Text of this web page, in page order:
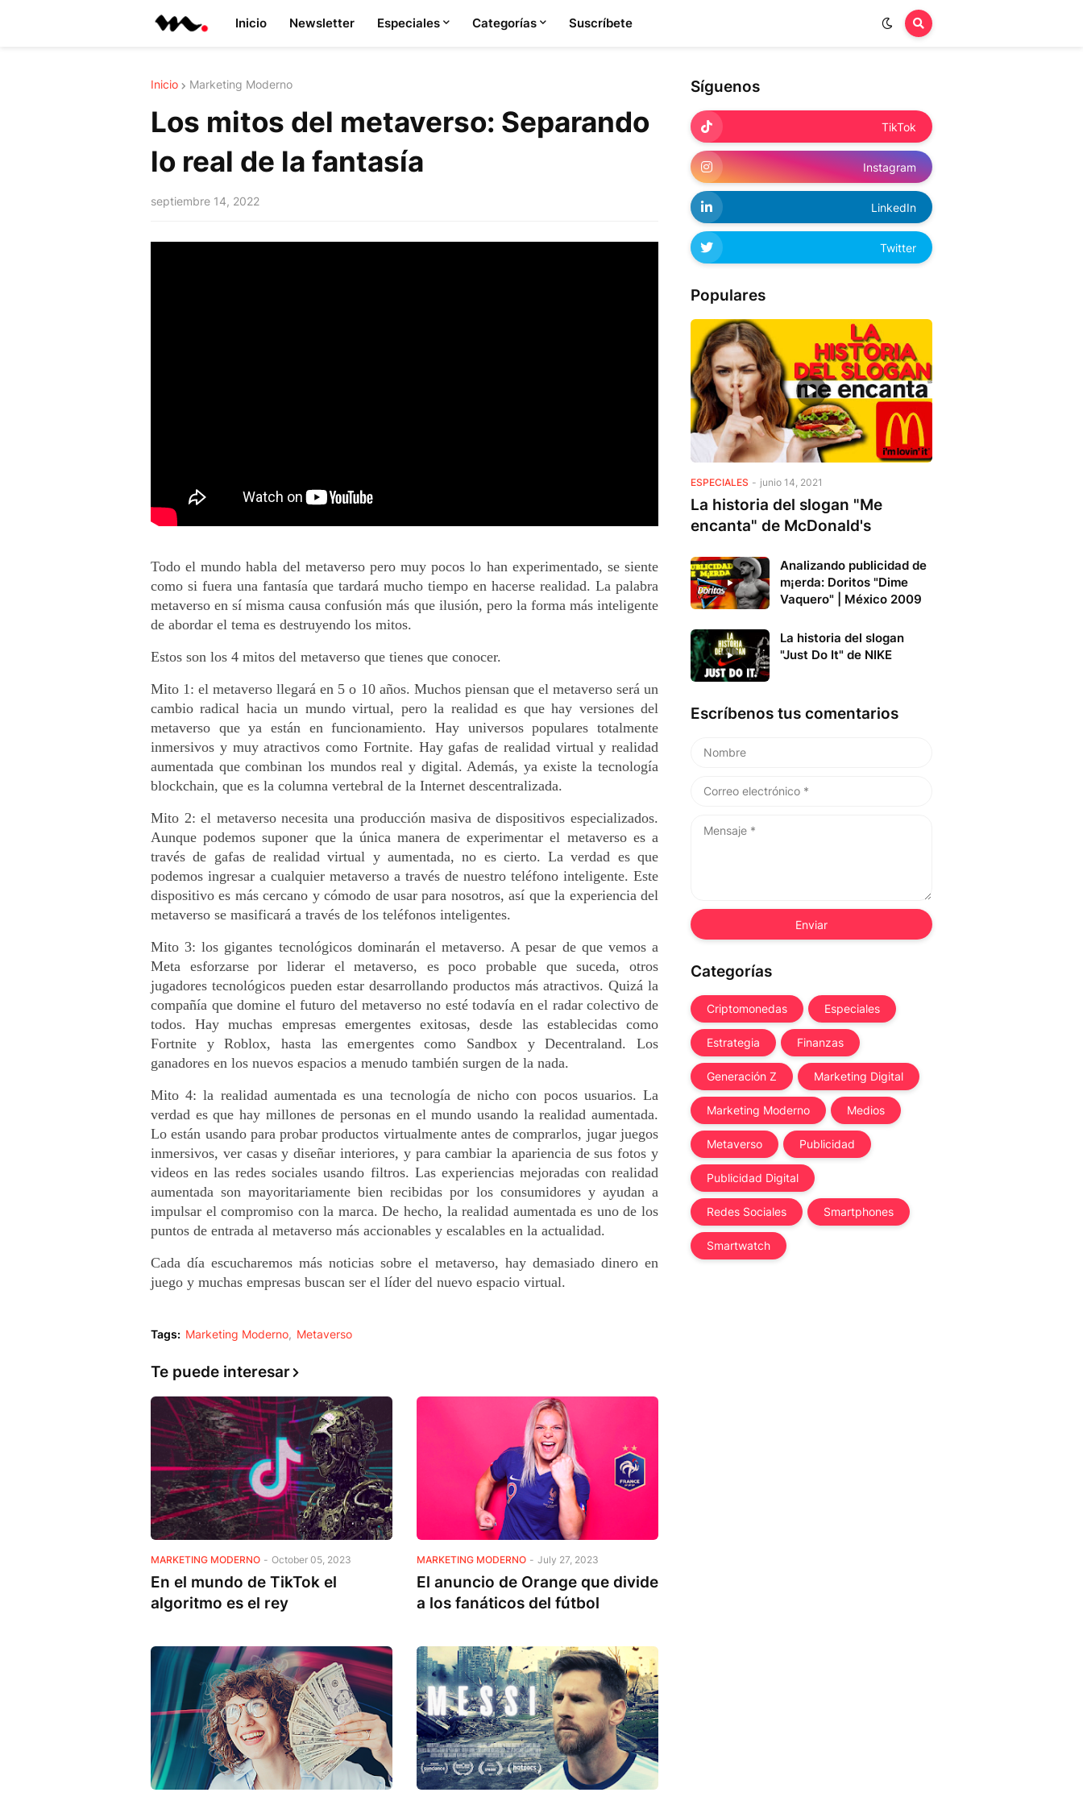
Inicio Newsletter Especiales Categorías Suscríbete
Inicio Marketing Moderno
Los mitos del metaverso: Separando
lo real de la fantasía
septiembre 14, 2022
Todo el mundo habla del metaverso pero muy pocos lo han experimentado, se siente
como si fuera una fantasía que tardará mucho tiempo en hacerse realidad. La palabra
metaverso en sí misma causa confusión más que ilusión, pero la forma más inteligente
de abordar el tema es destruyendo los mitos.
Estos son los 4 mitos del metaverso que tienes que conocer.
Mito 1: el metaverso llegará en 5 o 10 años. Muchos piensan que el metaverso será un
cambio radical hacia un mundo virtual, pero la realidad es que hay versiones del
metaverso que ya están en funcionamiento. Hay universos populares totalmente
inmersivos y muy atractivos como Fortnite. Hay gafas de realidad virtual y realidad
aumentada que combinan los mundos real y digital. Además, ya existe la tecnología
blockchain, que es la columna vertebral de la Internet descentralizada.
Mito 2: el metaverso necesita una producción masiva de dispositivos especializados.
Aunque podemos suponer que la única manera de experimentar el metaverso es a
través de gafas de realidad virtual y aumentada, no es cierto. La verdad es que
podemos ingresar a cualquier metaverso a través de nuestro teléfono inteligente. Este
dispositivo es más cercano y cómodo de usar para nosotros, así que la experiencia del
metaverso se masificará a través de los teléfonos inteligentes.
Mito 3: los gigantes tecnológicos dominarán el metaverso. A pesar de que vemos a
Meta esforzarse por liderar el metaverso, es poco probable que suceda, otros
jugadores tecnológicos pueden estar desarrollando productos más atractivos. Quizá la
compañía que domine el futuro del metaverso no esté todavía en el radar colectivo de
todos. Hay muchas empresas emergentes exitosas, desde las establecidas como
Fortnite y Roblox, hasta las emergentes como Sandbox y Decentraland. Los
ganadores en los nuevos espacios a menudo también surgen de la nada.
Mito 4: la realidad aumentada es una tecnología de nicho con pocos usuarios. La
verdad es que hay millones de personas en el mundo usando la realidad aumentada.
Lo están usando para probar productos virtualmente antes de comprarlos, jugar juegos
inmersivos, ver casas y diseñar interiores, y para cambiar la apariencia de sus fotos y
videos en las redes sociales usando filtros. Las experiencias mejoradas con realidad
aumentada son mayoritariamente bien recibidas por los consumidores y ayudan a
impulsar el compromiso con la marca. De hecho, la realidad aumentada es uno de los
puntos de entrada al metaverso más accionables y escalables en la actualidad.
Cada día escucharemos más noticias sobre el metaverso, hay demasiado dinero en
juego y muchas empresas buscan ser el líder del nuevo espacio virtual.
Tags: Marketing Moderno Metaverso
Te puede interesar
MARKETING MODERNO - October 05, 2023
En el mundo de TikTok el
algoritmo es el rey
MARKETING MODERNO - July 27, 2023
El anuncio de Orange que divide
a los fanáticos del fútbol
Síguenos
TikTok
Instagram
LinkedIn
Twitter
Populares
ESPECIALES - junio 14, 2021
La historia del slogan "Me
encanta" de McDonald's
Analizando publicidad de
m¡erda: Doritos "Dime
Vaquero" | México 2009
La historia del slogan
"Just Do It" de NIKE
Escríbenos tus comentarios
Categorías
Criptomonedas Especiales
Estrategia Finanzas
Generación Z Marketing Digital
Marketing Moderno Medios
Metaverso Publicidad
Publicidad Digital
Redes Sociales Smartphones
Smartwatch